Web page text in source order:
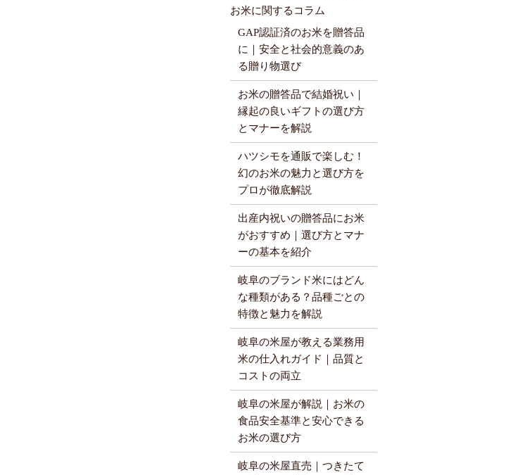
お米に関するコラム
GAP認証済のお米を贈答品
に｜安全と社会的意義のあ
る贈り物選び
お米の贈答品で結婚祝い｜
縁起の良いギフトの選び方
とマナーを解説
ハツシモを通販で楽しむ！
幻のお米の魅力と選び方を
プロが徹底解説
出産内祝いの贈答品にお米
がおすすめ｜選び方とマナ
ーの基本を紹介
岐阜のブランド米にはどん
な種類がある？品種ごとの
特徴と魅力を解説
岐阜の米屋が教える業務用
米の仕入れガイド｜品質と
コストの両立
岐阜の米屋が解説｜お米の
食品安全基準と安心できる
お米の選び方
岐阜の米屋直売｜つきたて